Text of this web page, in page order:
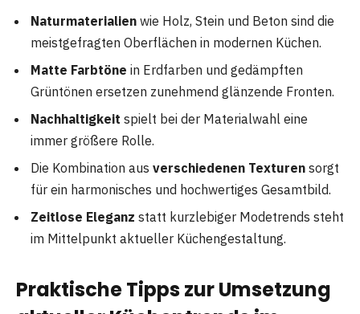
Naturmaterialien wie Holz, Stein und Beton sind die
meistgefragten Oberflächen in modernen Küchen.
Matte Farbtöne in Erdfarben und gedämpften
Grüntönen ersetzen zunehmend glänzende Fronten.
Nachhaltigkeit spielt bei der Materialwahl eine
immer größere Rolle.
Die Kombination aus verschiedenen Texturen sorgt
für ein harmonisches und hochwertiges Gesamtbild.
Zeitlose Eleganz statt kurzlebiger Modetrends steht
im Mittelpunkt aktueller Küchengestaltung.
Praktische Tipps zur Umsetzung